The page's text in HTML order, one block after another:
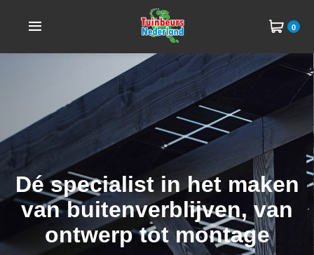
0
Dé specialist in het maken
van buitenverblijven, van
ontwerp tot montage